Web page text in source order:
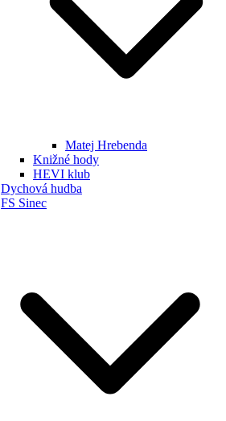
Matej Hrebenda
Knižné hody
HEVI klub
Dychová hudba
FS Sinec